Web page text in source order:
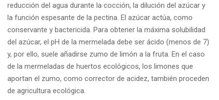
reducción del agua durante la cocción, la dilución del azúcar y
la función espesante de la pectina. El azúcar actúa, como
conservante y bactericida. Para obtener la máxima solubilidad
del azúcar, el pH de la mermelada debe ser ácido (menos de 7)
y, por ello, suele añadirse zumo de limón a la fruta. En el caso
de la mermeladas de huertos ecológicos, los limones que
aportan el zumo, como corrector de acidez, también proceden
de agricultura ecológica.